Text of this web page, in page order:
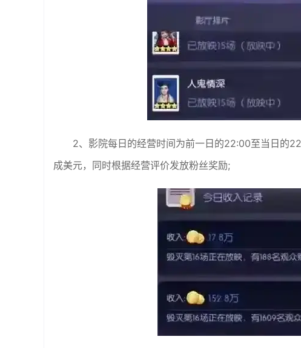
2、影院每日的经营时间为前一日的22:00至当日的
成美元，同时根据经营评价发放粉丝奖励;